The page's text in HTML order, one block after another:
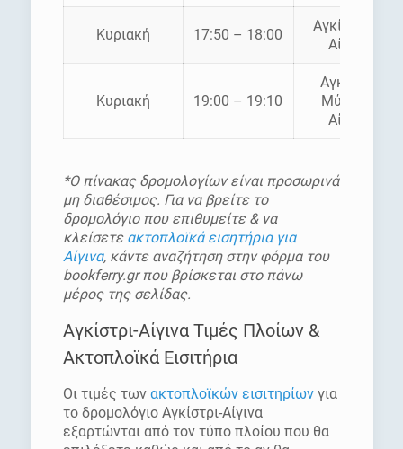
Κυριακή 17:50 – 18:00
Αγκίστρι –
Αίγινα
Κυριακή 19:00 – 19:10
Αγκίστρι
Μύλοι –
Αίγινα
*Ο πίνακας δρομολογίων είναι προσωρινά
μη διαθέσιμος. Για να βρείτε το
δρομολόγιο που επιθυμείτε & να
κλείσετε ακτοπλοϊκά εισητήρια για
Αίγινα, κάντε αναζήτηση στην φόρμα του
bookferry.gr που βρίσκεται στο πάνω
μέρος της σελίδας.
Αγκίστρι-Αίγινα Τιμές Πλοίων &
Ακτοπλοϊκά Εισιτήρια
Οι τιμές των ακτοπλοϊκών εισιτηρίωνγια
το δρομολόγιο Αγκίστρι-Αίγινα
εξαρτώνται από τον τύπο πλοίου που θα